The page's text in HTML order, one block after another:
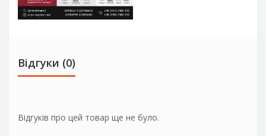
Відгуки (0)
Відгуків про цей товар ще не було.